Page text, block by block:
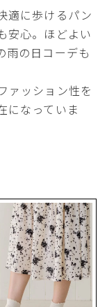
適に歩けるパン
安心。ほどよい
雨の日コーデも
ァッション性を
になっていま